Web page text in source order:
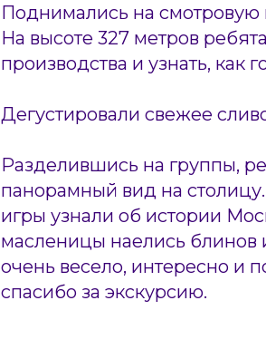
Поднимались на смотровую
На высоте 327 метров
производства и узнать,
Дегустировали свежее
Разделившись на группы,
панорамный вид на
игры узнали об истории
масленицы наелись блинов
очень весело, интересно и
спасибо за экскурсию.